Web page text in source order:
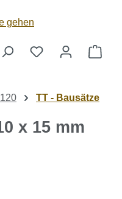
TT - Bausätze
x 15 mm